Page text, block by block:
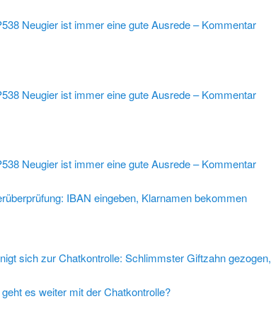
Neugier ist immer eine gute Ausrede – Kommentar
Neugier ist immer eine gute Ausrede – Kommentar
Neugier ist immer eine gute Ausrede – Kommentar
IBAN eingeben, Klarnamen bekommen
sich zur Chatkontrolle: Schlimmster Giftzahn gezogen,
es weiter mit der Chatkontrolle?